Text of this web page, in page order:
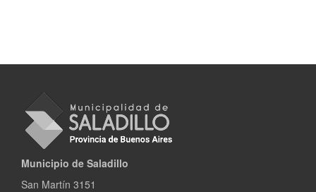
Municipio de Saladillo
San Martín 3151